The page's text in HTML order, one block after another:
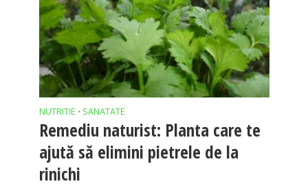
NUTRITIE • SANATATE
Remediu naturist: Planta care te
ajută să elimini pietrele de la
rinichi